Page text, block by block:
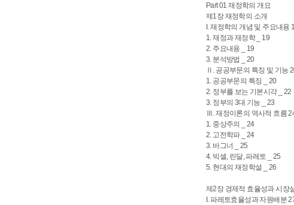
Part 01 재정학의 개요
제1장 재정학의 소개
I. 재정학의 개념 및 주요내용
1. 재정과 재정학 _ 19
2. 주요내용 _ 19
3. 분석방법 _ 20
Ⅱ. 공공부문의 특징 및 기능
1. 공공부문의 특징 _ 20
2. 정부를 보는 기본시각 _ 22
3. 정부의 3대 기능 _ 23
Ⅲ. 재정이론의 역사적 흐름
1. 중상주의 _ 24
2. 고전학파 _ 24
3. 바그너 _ 25
4. 빅셀, 린달, 파레토 _ 25
5. 현대의 재정학설 _ 26
제2장 경제적 효율성과 시장
I. 파레토효율성과 자원배분